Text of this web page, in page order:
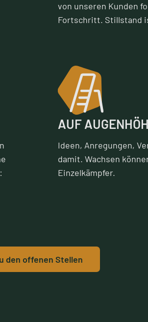
von unseren Kunden
Fortschritt. Stillstand
AUF
Ideen, Anregungen,
damit. Wachsen
Einzelkämpfer.
den offenen Stellen